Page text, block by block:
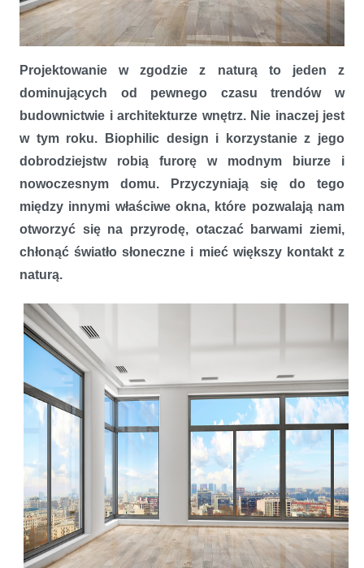
Projektowanie w zgodzie z naturą to jeden z
dominujących od pewnego czasu trendów w
budownictwie i architekturze wnętrz. Nie inaczej jest
w tym roku. Biophilic design i korzystanie z jego
dobrodziejstw robią furorę w modnym biurze i
nowoczesnym domu. Przyczyniają się do tego
między innymi właściwe okna, które pozwalają nam
otworzyć się na przyrodę, otaczać barwami ziemi,
chłonąć światło słoneczne i mieć większy kontakt z
naturą.